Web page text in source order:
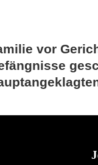
vor